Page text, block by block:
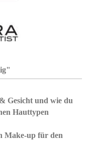
Gesicht und wie du
Hauttypen
Make-up für den